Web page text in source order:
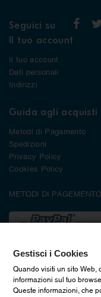
Seguici su
Il tuo account
Il tuo account
Dati personali
Indirizzi
Guida agli acquisti
Metodi di Pagamento
Spedizioni
Privacy Policy
Cookies Policy
METODI DI PAGEMENTO
Gestisci i Cookies
Quando visiti un sito Web,
informazioni sul tuo
Queste informazioni, che